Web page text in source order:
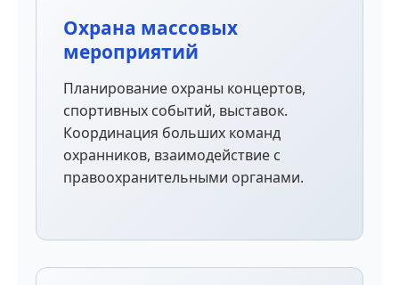
Охрана массовых
мероприятий
Планирование охраны концертов,
спортивных событий, выставок.
Координация больших команд
охранников, взаимодействие с
правоохранительными органами.